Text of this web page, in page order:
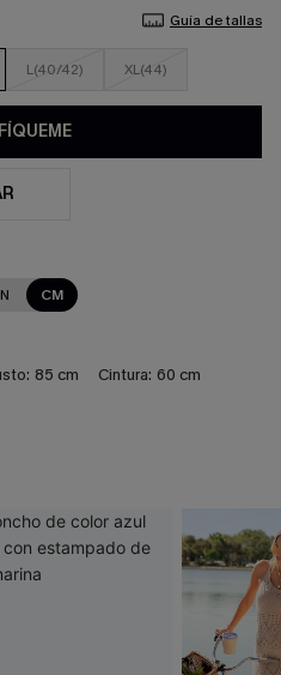
Guía de tallas
L(40/42) XL(44)
CM
85 cm Cintura: 60 cm